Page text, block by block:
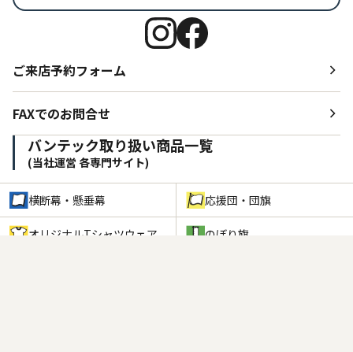
0120-970-478
営業時間 9:00 - 18:00（土日祝除く）
ご来店予約フォーム
FAXでのお問合せ
バンテック取り扱い商品一覧
(当社運営 各専門サイト)
横断幕・懸垂幕 応援団・団旗
オリジナルTシャツウェア のぼり旗